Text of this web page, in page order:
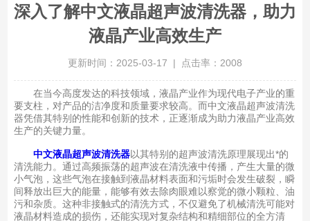
深入了解中文液晶超声波清洗器，助力
液晶产业高效生产
更新时间：2025-03-17 | 点击率：2008
在当今高度发达的科技领域，液晶产业作为现代电子产业的重
要支柱，对产品的洁净度和质量要求较高。而中文液晶超声波清洗
器凭借其特别的性能和创新的技术，正逐渐成为助力液晶产业高效
生产的关键力量。
中文液晶超声波清洗器以其特别的超声波清洗原理展现出*的
清洗能力。通过高频振荡的超声波在清洗液中传播，产生大量的微
小气泡，这些气泡在接触到液晶材料表面和污垢时会发生破裂，瞬
间释放出巨大的能量，能够有效去除肉眼难以察觉的微小颗粒、油
污和杂质。这种非接触式的清洗方式，不仅避免了机械清洗可能对
液晶材料造成的损伤，还能实现对复杂结构和精细部位的全方清